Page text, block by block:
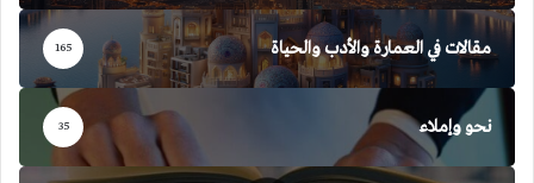
مقالات في العمارة والأدب والحياة 165
نحو وإملاء 35